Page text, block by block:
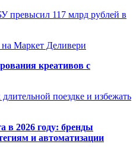
превысил 117 млрд рублей в
Маркет Деливери
креативов с
поездке и избежать
в 2026 году: бренды
и автоматизации